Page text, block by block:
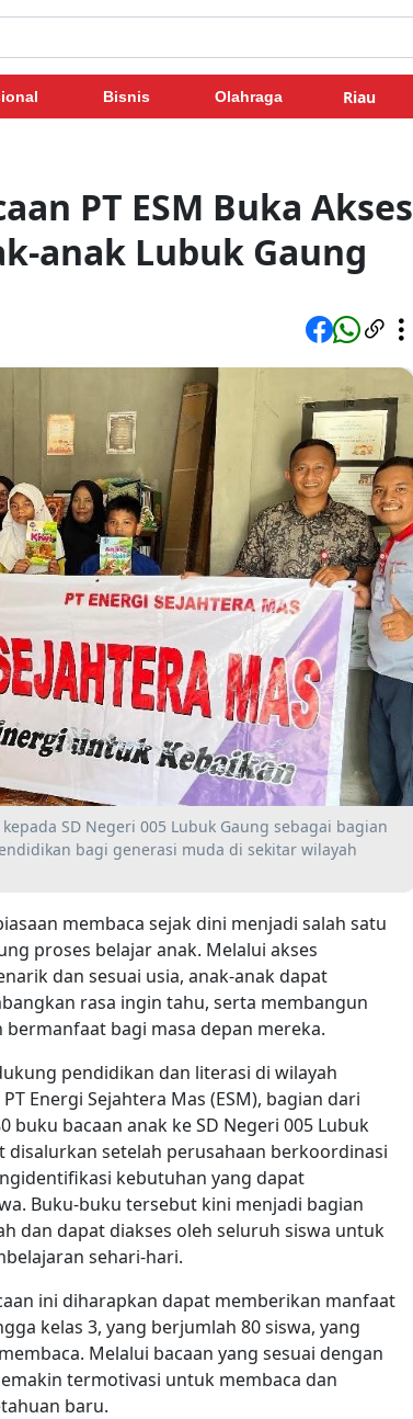
Bisnis Olahraga Riau
PT ESM Buka Akses
anak Lubuk Gaung
SD Negeri 005 Lubuk Gaung sebagai bagian
bagi generasi muda di sekitar wilayah
membaca sejak dini menjadi salah satu
proses belajar anak. Melalui akses
dan sesuai usia, anak-anak dapat
rasa ingin tahu, serta membangun
bagi masa depan mereka.
pendidikan dan literasi di wilayah
Energi Sejahtera Mas (ESM), bagian dari
buku bacaan anak ke SD Negeri 005 Lubuk
disalurkan setelah perusahaan berkoordinasi
kebutuhan yang dapat
Buku-buku tersebut kini menjadi bagian
dan dapat diakses oleh seluruh siswa untuk
sehari-hari.
ini diharapkan dapat memberikan manfaat
kelas 3, yang berjumlah 80 siswa, yang
Melalui bacaan yang sesuai dengan
termotivasi untuk membaca dan
baru.